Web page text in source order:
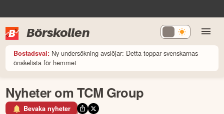
Börskollen
Bostadsval: Ny undersökning avslöjar: Detta toppar svenskarnas
önskelista för hemmet
Nyheter om TCM Group
Bevaka nyheter